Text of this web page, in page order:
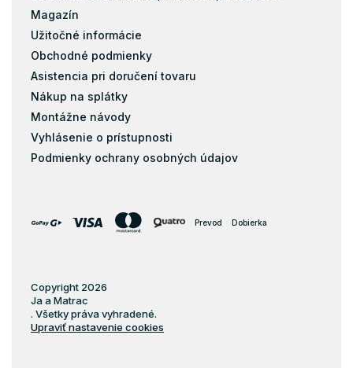
Magazín
Užitočné informácie
Obchodné podmienky
Asistencia pri doručení tovaru
Nákup na splátky
Montážne návody
Vyhlásenie o prístupnosti
Podmienky ochrany osobných údajov
Prevod Dobierka
Copyright 2026
Ja a Matrac
. Všetky práva vyhradené.
Upraviť nastavenie cookies